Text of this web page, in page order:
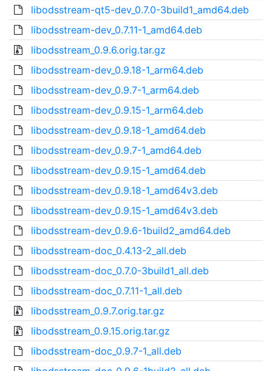
libodsstream-qt5-dev_0.7.0-3build1_amd64.deb
libodsstream-dev_0.7.11-1_amd64.deb
libodsstream_0.9.6.orig.tar.gz
libodsstream-dev_0.9.18-1_arm64.deb
libodsstream-dev_0.9.7-1_arm64.deb
libodsstream-dev_0.9.15-1_arm64.deb
libodsstream-dev_0.9.18-1_amd64.deb
libodsstream-dev_0.9.7-1_amd64.deb
libodsstream-dev_0.9.15-1_amd64.deb
libodsstream-dev_0.9.18-1_amd64v3.deb
libodsstream-dev_0.9.15-1_amd64v3.deb
libodsstream-dev_0.9.6-1build2_amd64.deb
libodsstream-doc_0.4.13-2_all.deb
libodsstream-doc_0.7.0-3build1_all.deb
libodsstream-doc_0.7.11-1_all.deb
libodsstream_0.9.7.orig.tar.gz
libodsstream_0.9.15.orig.tar.gz
libodsstream-doc_0.9.7-1_all.deb